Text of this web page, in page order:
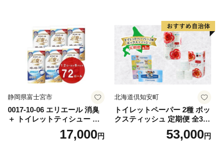
ー 消耗品 備蓄 送料無料 北海
道 倶知安町 日用品
静岡県富士宮市
0017-10-06 エリエール 消臭
＋ トイレットティシュー し
っかり香るフレッシュクリア
の香り ダブル 12ロール×6パ
17,000円
北海道倶知安町
トイレットペーパー 2種 ボッ
クスティッシュ 定期便 全3
回 日本製 まとめ買い 防災
常備品 日用雑貨 消耗品 生活
53,000円